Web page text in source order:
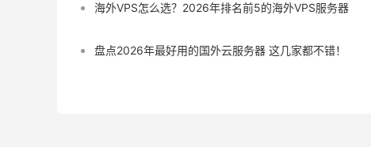
海外VPS怎么选？2026年排名前5的海外VPS服务器
盘点2026年最好用的国外云服务器 这几家都不错！